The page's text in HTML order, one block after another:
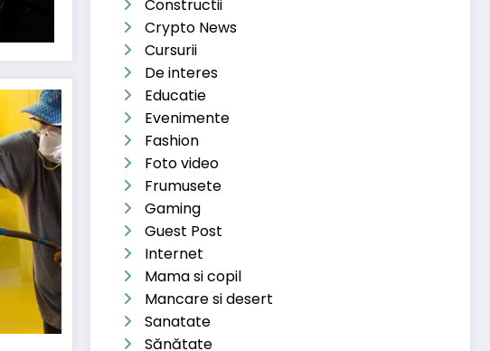
Constructii
Crypto News
Cursurii
De interes
Educatie
Evenimente
Fashion
Foto video
Frumusete
Gaming
Guest Post
Internet
Mama si copil
Mancare si desert
Sanatate
Sănătate